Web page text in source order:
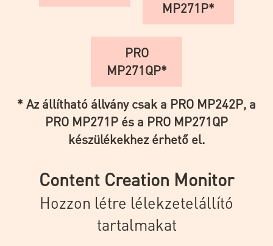
MP271P*
PRO
MP271QP*
* Az állítható állvány csak a PRO MP242P, a
PRO MP271P és a PRO MP271QP
készülékekhez érhető el.
Content Creation Monitor
Hozzon létre lélekzetelállító
tartalmakat